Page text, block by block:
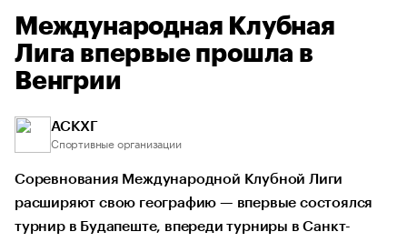
Международная Клубная
Лига впервые прошла в
Венгрии
АСКХГ
Спортивные организации
Соревнования Международной Клубной Лиги
расширяют свою географию — впервые состоялся
турнир в Будапеште, впереди турниры в Санкт-